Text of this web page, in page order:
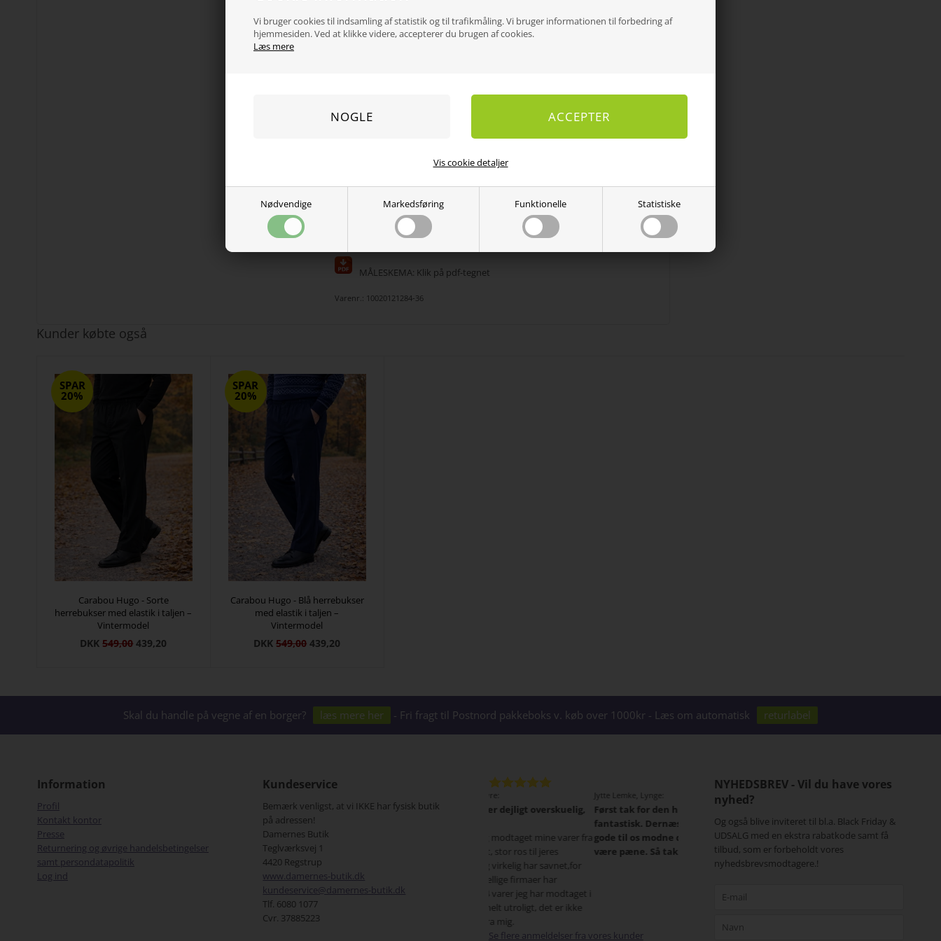
Vi bruger cookies til indsamling af statistik og til trafikmåling. Vi bruger informationen til forbedring af
hjemmesiden. Ved at klikke videre, accepterer du brugen af cookies.
Læs mere
Nødvendige Markedsføring Funktionelle Statistiske
Vis cookie detaljer
Vælg størrelse
32 34 36 38 40
128 132 136
140
6080 1077– vi hjælper gerne.
35 % bomuld og 65 % polyester.
Vaskes ved 40 grader.
MÅLESKEMA: Klik på pdf-tegnet
Varenr.: 10020121284-36
Kunder købte også
SPAR
20%
Carabou Hugo - Sorte
herrebukser med elastik i taljen –
Vintermodel
DKK549,00 439,20
SPAR
20%
Carabou Hugo - Blå herrebukser
med elastik i taljen –
Vintermodel
DKK549,00 439,20
Skal du handle på vegne af en borger? læs mere her - Fri fragt til Postnord pakkeboks v. køb over 1000kr - Læs om automatisk returlabel
Information
Profil
Kontakt kontor
Presse
Returnering og øvrige handelsbetingelser
samt persondatapolitik
Log ind
Kundeservice
Bemærk venligst, at vi IKKE har fysisk butik
på adressen!
Damernes Butik
Teglværksvej 1
4420 Regstrup
www.damernes-butik.dk
kundeservice@damernes-butik.dk
Tlf. 6080 1077
Cvr. 37885223
Tak for meget hurtig og god ekspedition
Jeres hjemmeside er dejligt overskuelig,
godt bygget op.
Jeg har allerede i dag modtaget mine varer fra
jer, fantastisk hurtigt, stor ros til jeres
målskema, noget jeg virkelig har savnet,for
som I siger, de forskellige firmaer har
forskellige mål. Alle 4 varer jeg har modtaget i
dag passer perfekt, helt utroligt, det er ikke
sidste gang I hører fra mig.
Jytte Lemke, Lynge:
Først tak for den hurtige levering. Det er
fantastisk. Dernæst er produkterne rigtig
gode til os modne quinder, som også vil
være pæne. Så tak for et godt sortiment.
Jens Smith – Ishøj:
Det er en udsøgt betjening jeg (vi) har
fået. Glæder os til at handle mere med
dig
Min kone prøvede den og den passer
perfekt.. Så nu er den pakket pænt ind til
Pakken er
pæne bukser.
Se flere anmeldelser fra vores kunder
NYHEDSBREV - Vil du have vores
nyhed?
Og også blive inviteret til bl.a. Black Friday &
UDSALG med en ekstra rabatkode samt få
tilbud, som er forbeholdt vores
nyhedsbrevsmodtagere.!